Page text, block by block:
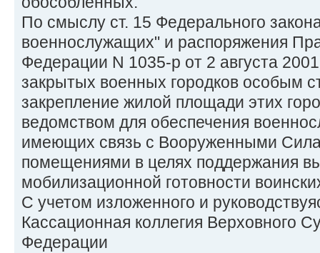
По смыслу ст. 15 Федерального
военнослужащих" и распоряжения
Федерации N 1035-р от 2 августа
закрытых военных городков особым
закрепление жилой площади этих
ведомством для обеспечения
имеющих связь с Вооруженными
помещениями в целях поддержания
мобилизационной готовности
С учетом изложенного и
Кассационная коллегия Верховного
Федерации